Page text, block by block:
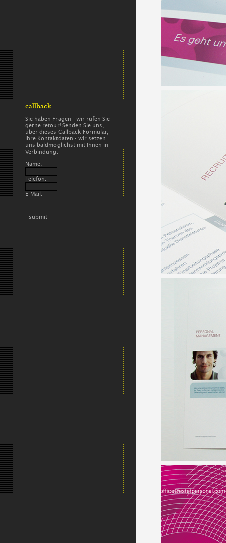
callback
Sie haben Fragen - wir rufen Sie
gerne retour! Senden Sie uns,
über dieses Callback-Formular,
Ihre Kontaktdaten - wir setzen
uns baldmöglichst mit Ihnen in
Verbindung.
Name:
Telefon:
E-Mail: